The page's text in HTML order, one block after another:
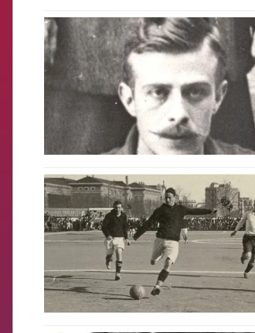
FCB Barcelona badge
FCB Barcelona badge